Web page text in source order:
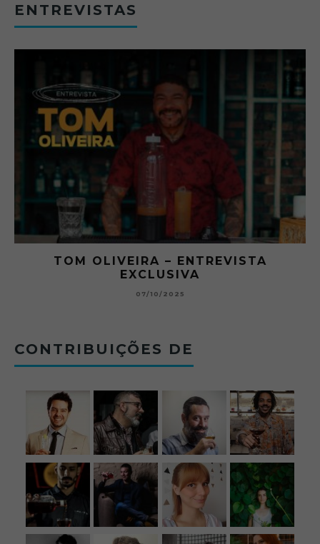
ENTREVISTAS
TOM OLIVEIRA – ENTREVISTA
EXCLUSIVA
07/10/2025
CONTRIBUIÇÕES DE